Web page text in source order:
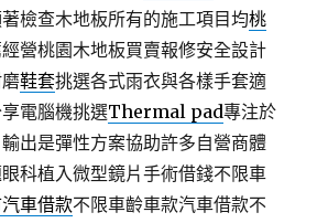
檢查木地板所有的施工項目均桃
營桃園木地板買賣報修安全設計
鞋套挑選各式雨衣與各樣手套適
電腦機挑選Thermal pad專注於
出是彈性方案協助許多自營商體
科植入微型鏡片手術借錢不限車
車借款不限車齡車款汽車借款不